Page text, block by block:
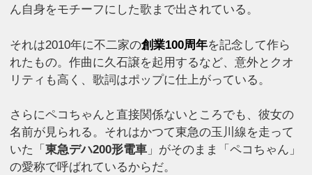
ん自身をモチーフにした歌まで出されている。
それは2010年に不二家の創業100周年を記念して作ら
れたもの。作曲に久石譲を起用するなど、意外とクオ
リティも高く、歌詞はポップに仕上がっている。
さらにペコちゃんと直接関係ないところでも、彼女の
名前が見られる。それはかつて東急の玉川線を走って
いた「東急デハ200形電車 」がそのまま「ペコちゃん」
の愛称で呼ばれているからだ。